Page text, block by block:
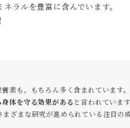
ラルを豊富に含んでいます。
素も、もちろん多く含まれています。
体を守る効果がある と言われていま
ざまな研究が進められている注目の